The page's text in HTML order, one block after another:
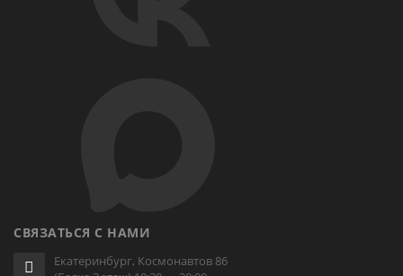
СВЯЗАТЬСЯ С НАМИ
Екатеринбург, Космонавтов 86